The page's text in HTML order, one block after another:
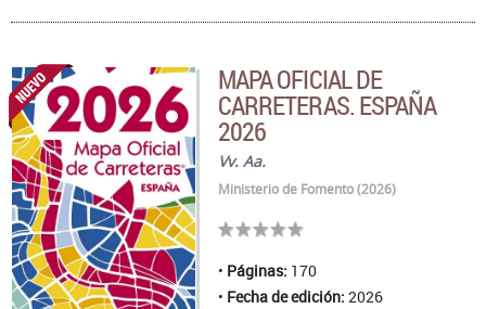
MAPA OFICIAL DE
CARRETERAS. ESPAÑA
2026
Vv. Aa.
Ministerio de Fomento (2026)
Páginas: 170
Fecha de edición: 2026